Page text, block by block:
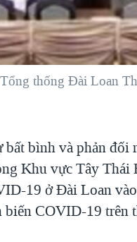
thống Đài Loan
bình và phản đối
Khu vực Tây
19 ở Đài Loan
biến COVID-19 trên